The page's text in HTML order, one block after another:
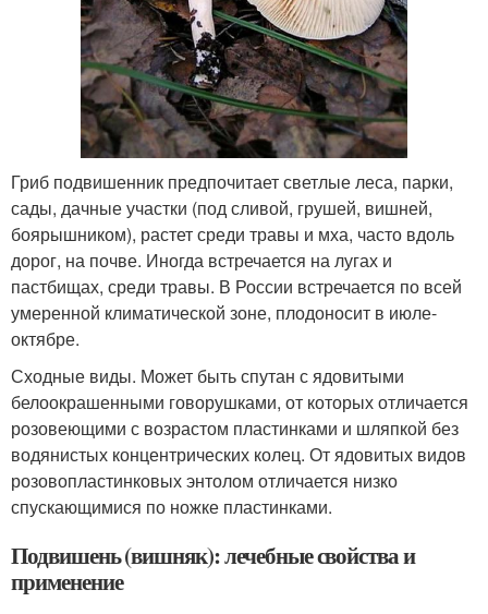
Гриб подвишенник предпочитает светлые леса, парки,
сады, дачные участки (под сливой, грушей, вишней,
боярышником), растет среди травы и мха, часто вдоль
дорог, на почве. Иногда встречается на лугах и
пастбищах, среди травы. В России встречается по всей
умеренной климатической зоне, плодоносит в июле-
октябре.
Сходные виды. Может быть спутан с ядовитыми
белоокрашенными говорушками, от которых отличается
розовеющими с возрастом пластинками и шляпкой без
водянистых концентрических колец. От ядовитых видов
розовопластинковых энтолом отличается низко
спускающимися по ножке пластинками.
Подвишень (вишняк): лечебные свойства и
применение